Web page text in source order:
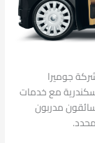
جوميرا
مع خدمات
مدربون